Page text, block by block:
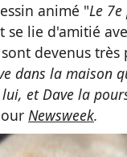
animé "Le
se lie d'amitié
sont devenus très
dans la maison
et Dave la
Newsweek.